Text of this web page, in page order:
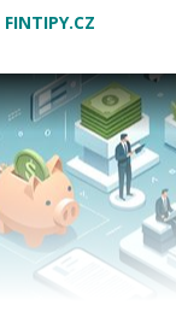
FINTIPY.CZ